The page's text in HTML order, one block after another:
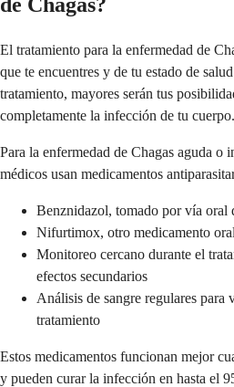
El tratamiento para la enfermedad de
que te encuentres y de tu estado de
tratamiento, mayores serán tus
completamente la infección de tu cuerpo.
Para la enfermedad de Chagas aguda o
médicos usan medicamentos
Benznidazol, tomado por vía oral
Nifurtimox, otro medicamento
Monitoreo cercano durante el
efectos secundarios
Análisis de sangre regulares para
tratamiento
Estos medicamentos funcionan mejor
y pueden curar la infección en hasta el